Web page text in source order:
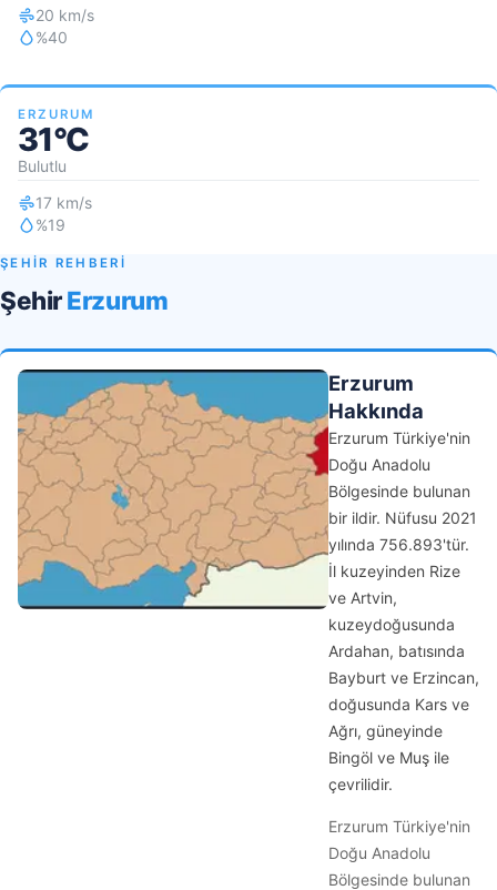
20 km/s
%40
ERZURUM
31°C
Bulutlu
17 km/s
%19
ŞEHİR REHBERİ
ŞehirErzurum
Erzurum
Hakkında
Erzurum Türkiye'nin
Doğu Anadolu
Bölgesinde bulunan
bir ildir. Nüfusu 2021
yılında 756.893'tür.
İl kuzeyinden Rize
ve Artvin,
kuzeydoğusunda
Ardahan, batısında
Bayburt ve Erzincan,
doğusunda Kars ve
Ağrı, güneyinde
Bingöl ve Muş ile
çevrilidir.
Erzurum Türkiye'nin
Doğu Anadolu
Bölgesinde bulunan